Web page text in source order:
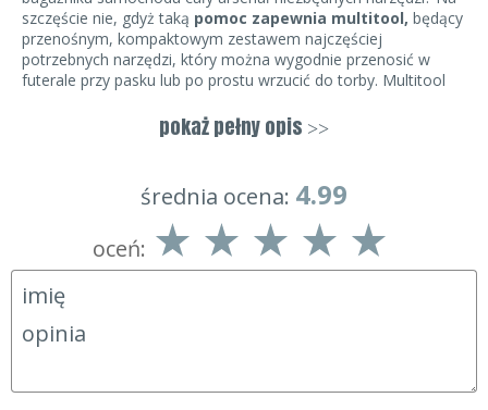
szczęście nie, gdyż taką pomoc zapewnia multitool, będący
przenośnym, kompaktowym zestawem najczęściej
potrzebnych narzędzi, który można wygodnie przenosić w
futerale przy pasku lub po prostu wrzucić do torby. Multitool
wysokiej jakości stali nierdzewnej, a jego rozmiary po złożeniu
zazwyczaj osiągają jednie 12 cm, Cechy te zapewniły ogromny
przez wszelkie formacje mundurowe, pracowników
technicznych, miłośników outdooru oraz przez ludzi o
praktycznym i niezależnym podejściu do życia.
Multitool compact to jedno z niewielu tak małych narzędzi,
które
i ząbkowane) Jedną z jego największych zalet, jest zwarta,
kompaktowa budowa. Dzięki temu można go zawsze nosić
w kieszeni lub przytroczyć do kluczy.
Mocny szkielet ze stali nierdzewnej posiadateksturowane
pokaż pełny opis >>
średnia ocena: 4.99
oceń: